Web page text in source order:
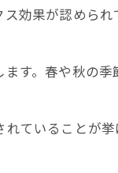
効果が認めら
す。春や秋の季
ていることが